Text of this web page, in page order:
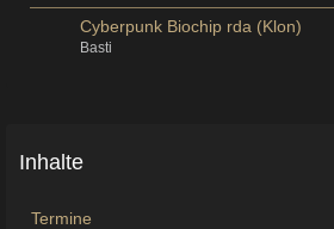
Cyberpunk Biochip rda (Klon)
Basti
Inhalte
Termine